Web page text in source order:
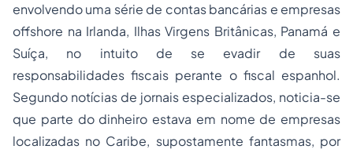
envolvendo uma série de contas bancárias e empresas
offshore na Irlanda, Ilhas Virgens Britânicas, Panamá e
Suíça, no intuito de se evadir de suas
responsabilidades fiscais perante o fiscal espanhol.
Segundo notícias de jornais especializados, noticia-se
que parte do dinheiro estava em nome de empresas
localizadas no Caribe, supostamente fantasmas, por